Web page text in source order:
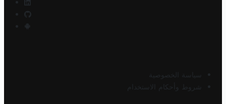
سياسة الخصوصية
شروط وأحكام الاستخدام